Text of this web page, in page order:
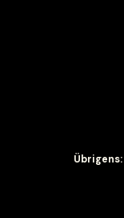
Übrigens: